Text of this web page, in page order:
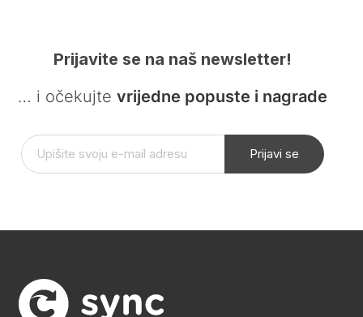
Prijavite se na naš newsletter!
… i očekujte vrijedne popuste i nagrade
Prijavi se